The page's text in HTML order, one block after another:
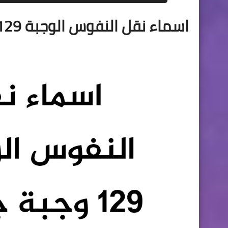
اسماء نقل النفوس الوجبة 129 وجبة جديدة